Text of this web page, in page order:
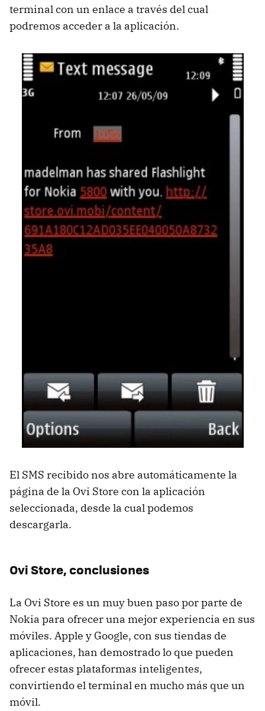
terminal con un enlace a través del cual
podremos acceder a la aplicación.
El SMS recibido nos abre automáticamente la
página de la Ovi Store con la aplicación
seleccionada, desde la cual podemos
descargarla.
Ovi Store, conclusiones
La Ovi Store es un muy buen paso por parte de
Nokia para ofrecer una mejor experiencia en sus
móviles. Apple y Google, con sus tiendas de
aplicaciones, han demostrado lo que pueden
ofrecer estas plataformas inteligentes,
convirtiendo el terminal en mucho más que un
móvil.